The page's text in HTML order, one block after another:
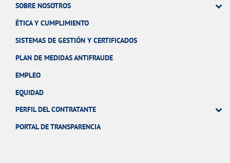
SOBRE NOSOTROS
ÉTICA Y CUMPLIMIENTO
SISTEMAS DE GESTIÓN Y CERTIFICADOS
PLAN DE MEDIDAS ANTIFRAUDE
EMPLEO
EQUIDAD
PERFIL DEL CONTRATANTE
PORTAL DE TRANSPARENCIA